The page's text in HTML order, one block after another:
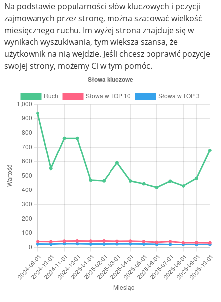
Na podstawie popularności słów kluczowych i pozycji
zajmowanych przez stronę, można szacować wielkość
miesięcznego ruchu. Im wyżej strona znajduje się w
wynikach wyszukiwania, tym większa szansa, że
użytkownik na nią wejdzie. Jeśli chcesz poprawić pozycje
swojej strony, możemy Ci w tym pomóc.